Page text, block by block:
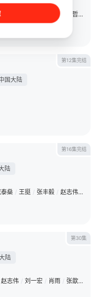
伟 王艺哲 /
第12集完结
国大陆
第16集完结
陆
燊 / 王挺 / 张丰毅 / 赵志伟 /
第30集
陆
赵志伟 / 刘一宏 / 肖雨 / 张歆怡